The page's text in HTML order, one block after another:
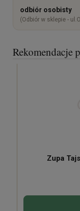
odbiór osobisty
(Odbiór w sklepie -
Rekomendacje
Zupa